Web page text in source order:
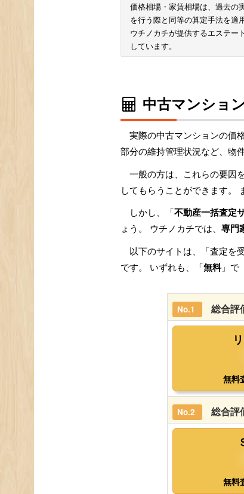
価格相場・家賃相場は、過去の
を行う際と同等の算定手法を適
ウチノカチが提供するエステー
しています。
中古マンショ
実際の中古マンションの価
部分の維持管理状況など、物
一般の方は、これらの要因
してもらうことができます。
しかし、「不動産一括査定
ょう。 ウチノカチでは、 専門
以下のサイトは、「査定を
です。 いずれも、「無料」で